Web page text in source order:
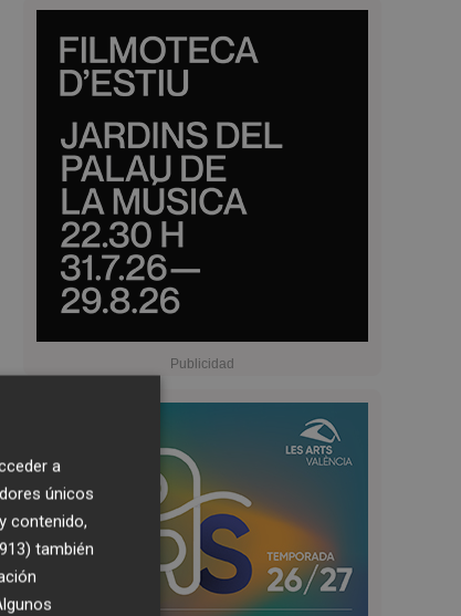
a
únicos
contenido,
también